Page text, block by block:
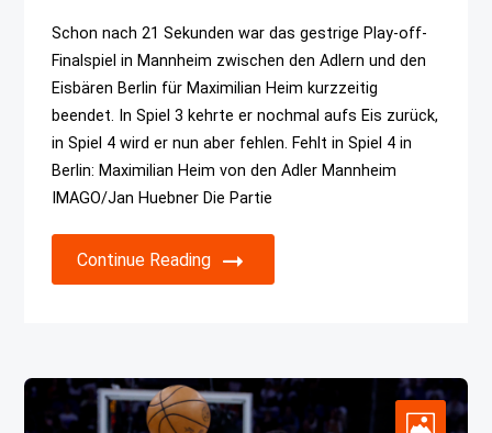
Schon nach 21 Sekunden war das gestrige Play-off-
Finalspiel in Mannheim zwischen den Adlern und den
Eisbären Berlin für Maximilian Heim kurzzeitig
beendet. In Spiel 3 kehrte er nochmal aufs Eis zurück,
in Spiel 4 wird er nun aber fehlen. Fehlt in Spiel 4 in
Berlin: Maximilian Heim von den Adler Mannheim
IMAGO/Jan Huebner Die Partie
Continue Reading